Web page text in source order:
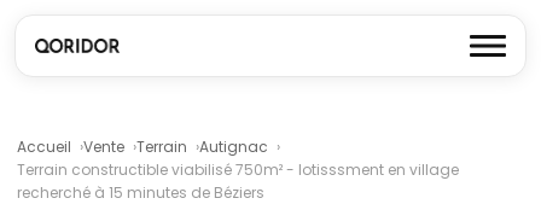
Accueil Vente Terrain
Autignac
Terrain constructible viabilisé 750m² - lotisssment en village
recherché à 15 minutes de Béziers